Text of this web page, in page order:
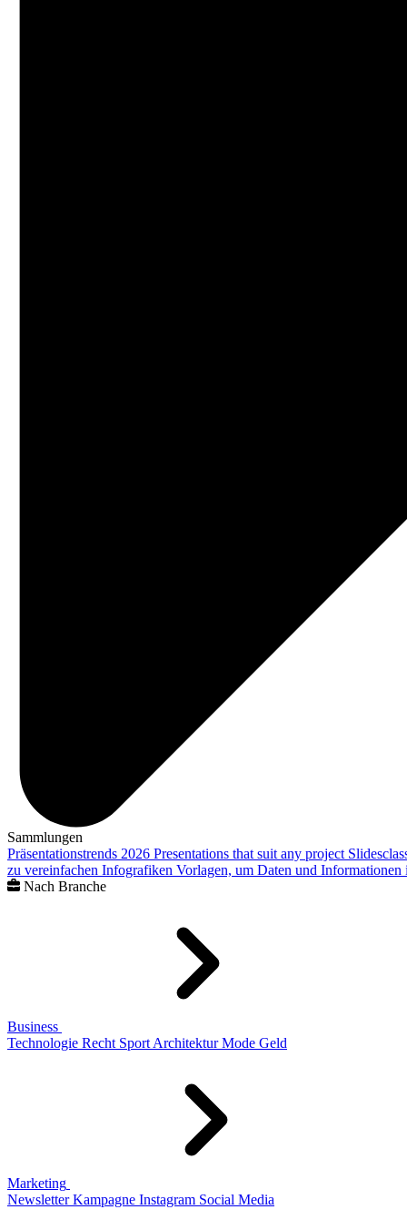
Sammlungen
Präsentationstrends 2026 Presentations that suit any project
zu vereinfachen Infografiken Vorlagen, um Daten und
Nach Branche
Business
Technologie Recht Sport Architektur Mode Geld
Marketing
Newsletter Kampagne Instagram Social Media